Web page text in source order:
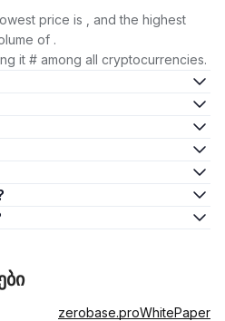
price is , and the highest
of .
it # among all cryptocurrencies.
zerobase.proWhitePaper